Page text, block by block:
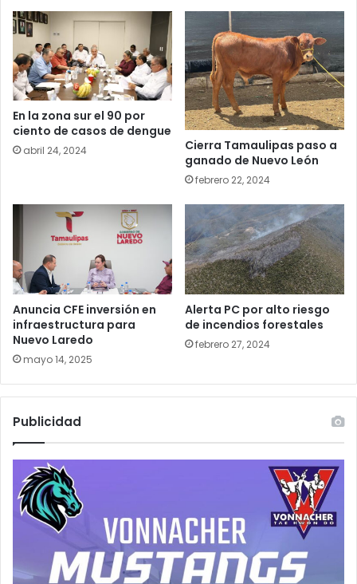
En la zona sur el 90 por
ciento de casos de dengue
abril 24, 2024
Cierra Tamaulipas paso a
ganado de Nuevo León
febrero 22, 2024
Anuncia CFE inversión en
infraestructura para
Nuevo Laredo
mayo 14, 2025
Alerta PC por alto riesgo
de incendios forestales
febrero 27, 2024
Publicidad